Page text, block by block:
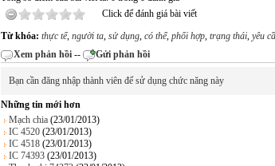
Click để đánh giá bài viết
Từ khóa: thực tế, người ta, sử dụng, có thể, phối hợp, trạng thái, yêu
Xem phản hồi -- Gửi phản hồi
Bạn cần đăng nhập thành viên để sử dụng chức năng này
Những tin mới hơn
Mạch chia (23/01/2013)
IC 4520 (23/01/2013)
IC 4518 (23/01/2013)
IC 74393 (23/01/2013)